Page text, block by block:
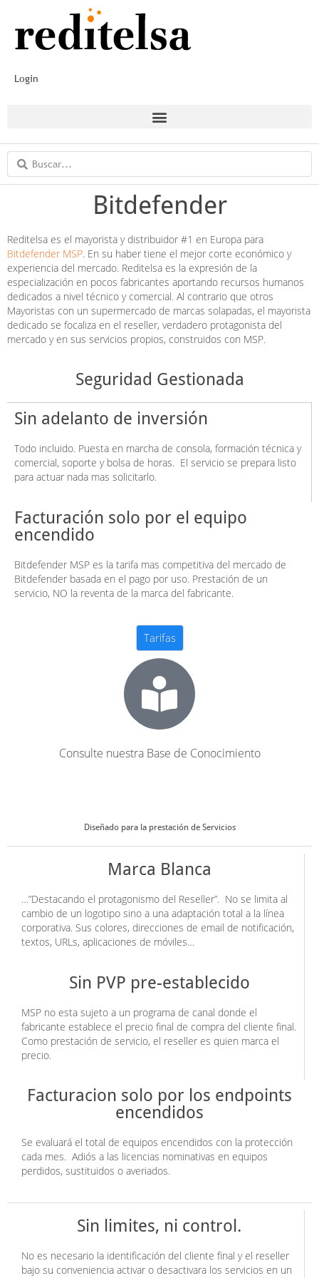
Login
Bitdefender
Reditelsa es el mayorista y distribuidor #1 en Europa para
Bitdefender MSP. En su haber tiene el mejor corte económico y
experiencia del mercado. Reditelsa es la expresión de la
especialización en pocos fabricantes aportando recursos humanos
dedicados a nivel técnico y comercial. Al contrario que otros
Mayoristas con un supermercado de marcas solapadas, el mayorista
dedicado se focaliza en el reseller, verdadero protagonista del
mercado y en sus servicios propios, construidos con MSP.
Seguridad Gestionada
Sin adelanto de inversión
Todo incluido. Puesta en marcha de consola, formación técnica y
comercial, soporte y bolsa de horas. El servicio se prepara listo
para actuar nada mas solicitarlo.
Facturación solo por el equipo
encendido
Bitdefender MSP es la tarifa mas competitiva del mercado de
Bitdefender basada en el pago por uso. Prestación de un
servicio, NO la reventa de la marca del fabricante.
Tarifas
Consulte nuestra Base de Conocimiento
Diseñado para la prestación de Servicios
Marca Blanca
…”Destacando el protagonismo del Reseller”. No se limita al
cambio de un logotipo sino a una adaptación total a la línea
corporativa. Sus colores, direcciones de email de notificación,
textos, URLs, aplicaciones de móviles…
Sin PVP pre-establecido
MSP no esta sujeto a un programa de canal donde el
fabricante establece el precio final de compra del cliente final.
Como prestación de servicio, el reseller es quien marca el
precio.
Facturacion solo por los endpoints
encendidos
Se evaluará el total de equipos encendidos con la protección
cada mes. Adiós a las licencias nominativas en equipos
perdidos, sustituidos o averiados.
Sin limites, ni control.
No es necesario la identificación del cliente final y el reseller
bajo su conveniencia activar o desactivara los servicios en un